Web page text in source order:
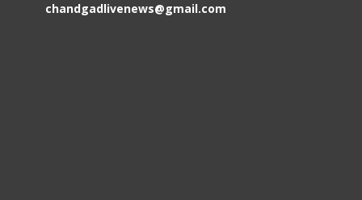
chandgadlivenews@gmail.com